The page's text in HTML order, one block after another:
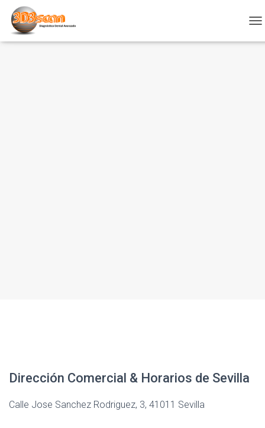
A
Dirección Comercial & Horarios de Sevilla
Calle Jose Sanchez Rodriguez, 3, 41011 Sevilla